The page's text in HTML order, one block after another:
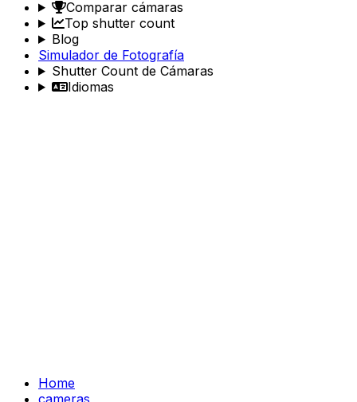
Comparar cámaras
Top shutter count
Blog
Simulador de Fotografía
Shutter Count de Cámaras
Idiomas
Home
cameras